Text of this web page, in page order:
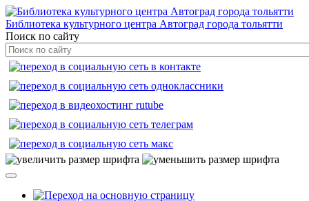
Библиотека культурного центра Автоград города тольятти
Поиск по сайту